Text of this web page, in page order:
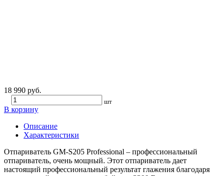
18 990 руб.
шт
В корзину
Описание
Характеристики
Отпариватель GM-S205 Professional – профессиональный
отпариватель, очень мощный. Этот отпариватель дает
настоящий профессиональный результат глажения благодаря